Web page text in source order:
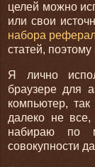
целей можно
или свои
набора
статей, поэтому
Я лично
браузере для
компьютер,
далеко не
набираю по
совокупности